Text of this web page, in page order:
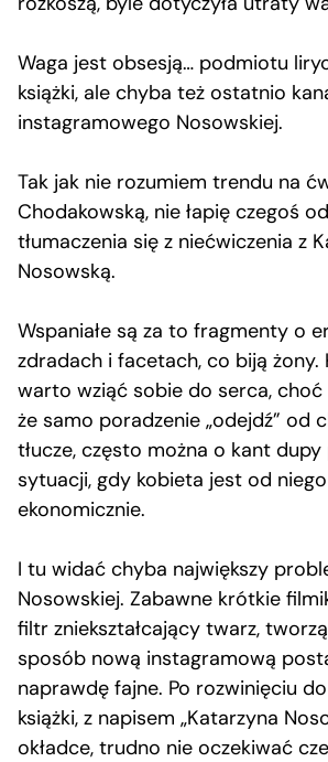
Waga jest obsesją… podmiotu
książki, ale chyba też ostatnio
instagramowego Nosowskiej.
Tak jak nie rozumiem trendu na
Chodakowską, nie łapię czegoś
tłumaczenia się z niećwiczenia z
Nosowską.
Wspaniałe są za to fragmenty o
zdradach i facetach, co biją żony.
warto wziąć sobie do serca,
że samo poradzenie „odejdź” od
tłucze, często można o kant dupy
sytuacji, gdy kobieta jest od
ekonomicznie.
I tu widać chyba największy
Nosowskiej. Zabawne krótkie
filtr zniekształcający twarz,
sposób nową instagramową
naprawdę fajne. Po rozwinięciu
książki, z napisem „Katarzyna
okładce, trudno nie oczekiwać